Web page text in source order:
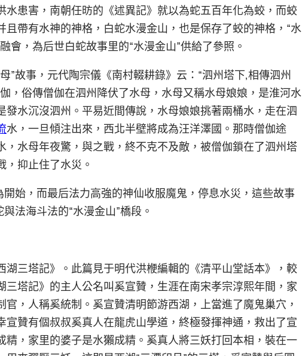
患害，南朝任昉的《述異記》就以為蛇五百年化為蛟，而蛟
帶有水神的神格，白蛇水漫金山，也是保存了蛟的神格，“水
會，為后世白蛇故事里的“水漫金山”供給了參照。
”故事，元代陶宗儀《南村輟耕錄》云：“泗州塔下,相傳泗州
，俗傳僧伽在泗州降伏了水母，水母又稱水母娘娘，是淮河水
水沉沒泗州。平易近間傳說，水母娘娘挑著兩桶水，走在泗
水，一旦傾注出來，西北半壁將成為汪洋澤國。那時僧伽途
水母年夜驚，與之戰，終不克不及敵，被僧伽鎖在了泗州塔
抑止住了水災。
始，而最后法力高強的神仙收服魔鬼，停息水災，這些故事
法海斗法的“水漫金山”橋段。
湖三塔記》。此篇見于明代洪楩編輯的《清平山堂話本》，較
塔記》的主人公名叫奚宣贊，生涯在南宋孝宗淳熙年間，家
，人稱奚統制。奚宣贊清明節游西湖，上當進了魔鬼巢穴，
贊有個叔叔奚真人在龍虎山學道，終極發揮神通，救出了宣
，家里的婆子是水獺成精。奚真人將三妖打回本相，裝在一